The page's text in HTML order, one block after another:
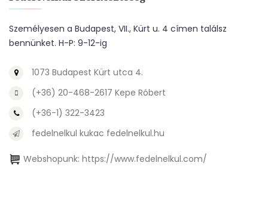
Személyesen a Budapest, VII., Kürt u. 4 címen találsz
bennünket. H-P: 9-12-ig
1073 Budapest Kürt utca 4.
(+36) 20-468-2617 Kepe Róbert
(+36-1) 322-3423
fedelnelkul kukac fedelnelkul.hu
Webshopunk: https://www.fedelnelkul.com/